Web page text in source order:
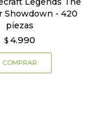
Showdown - 420
piezas
$ 4.990